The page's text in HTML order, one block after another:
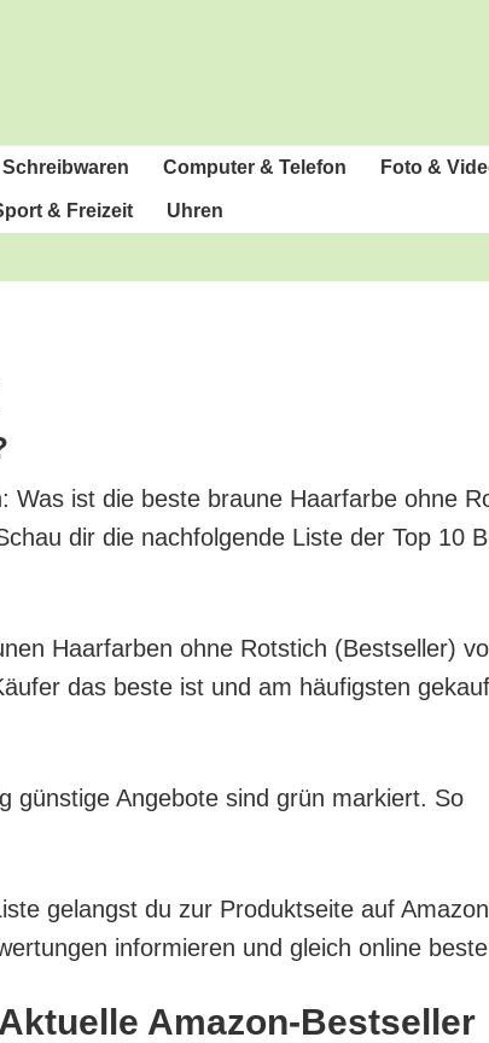
Com­pu­ter & Telefon Foto &
& Freizeit Uhren
Was ist die bes­te brau­ne Haar­far­be ohne
dir die nach­fol­gen­de Lis­te der Top 10
Haar­far­ben ohne Rot­stich (Best­sel­ler)
das bes­te ist und am häu­figs­ten
güns­ti­ge Ange­bo­te sind grün mar­kiert. So
gelangst du zur Pro­dukt­sei­te auf
infor­mie­ren und gleich online
Amazon-Bestseller